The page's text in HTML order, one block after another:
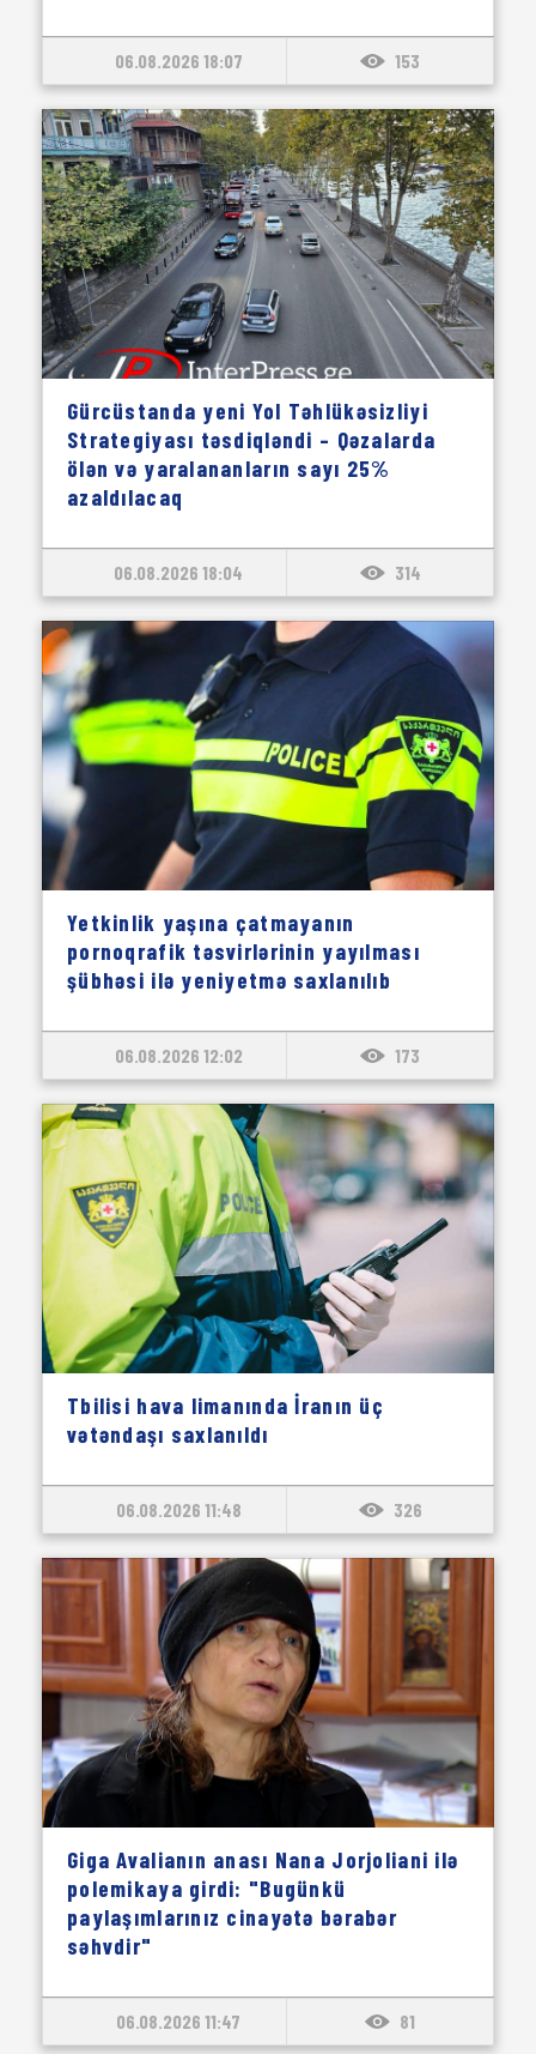
06.08.2026 18:07 153
Gürcüstanda yeni Yol Təhlükəsizliyi
Strategiyası təsdiqləndi – Qəzalarda
ölən və yaralananların sayı 25%
azaldılacaq
06.08.2026 18:04 314
Yetkinlik yaşına çatmayanın
pornoqrafik təsvirlərinin yayılması
şübhəsi ilə yeniyetmə saxlanılıb
06.08.2026 12:02 173
Tbilisi hava limanında İranın üç
vətəndaşı saxlanıldı
06.08.2026 11:48 326
Giga Avalianın anası Nana Jorjoliani ilə
polemikaya girdi: "Bugünkü
paylaşımlarınız cinayətə bərabər
səhvdir"
06.08.2026 11:47 81